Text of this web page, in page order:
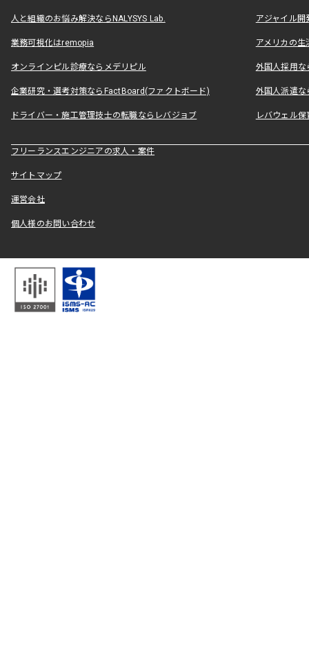
人と組織のお悩み解決ならNALYSYS Lab. アジャイル
業務可視化はremopia アメリカの
オンラインピル診療ならメデリピル 外国人採用
企業研究・選考対策ならFactBoard(ファクトボード) 外国人派遣な
ドライバー・施工管理技士の転職ならレバジョブ レバウェル
フリーランスエンジニアの求人・案件
サイトマップ
運営会社
個人様のお問い合わせ